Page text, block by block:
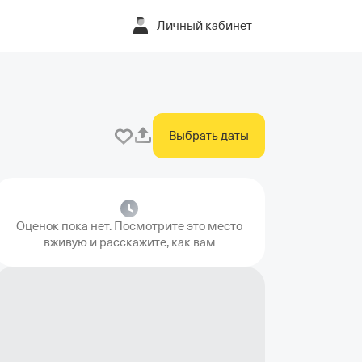
Личный кабинет
Выбрать даты
Оценок пока нет. Посмотрите это место
вживую и расскажите, как вам